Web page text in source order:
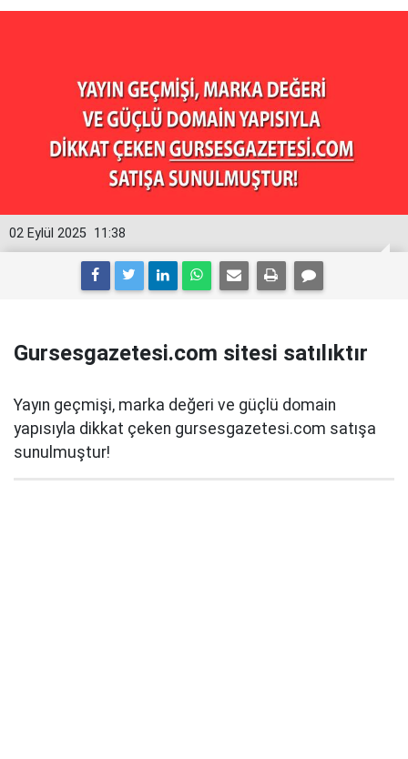
11:38
02 Eylül 2025
Gursesgazetesi.com sitesi satılıktır
Yayın geçmişi, marka değeri ve güçlü domain
yapısıyla dikkat çeken gursesgazetesi.com satışa
sunulmuştur!